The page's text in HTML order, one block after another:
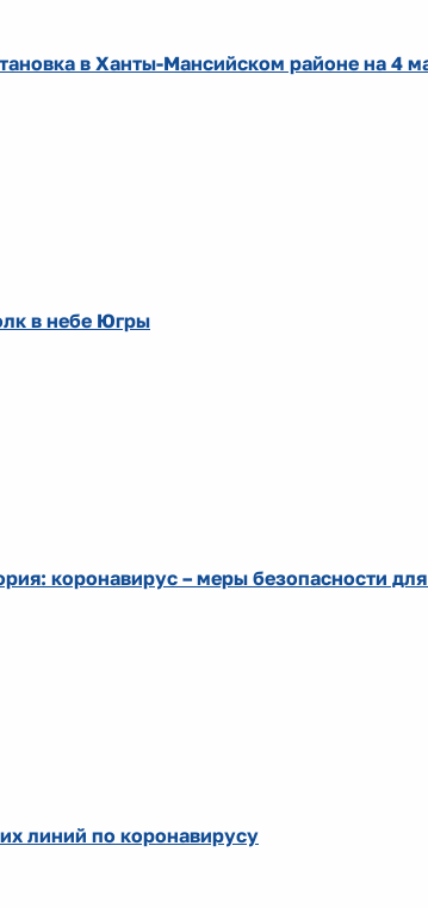
в Ханты-Мансийском районе на 4
в небе Югры
коронавирус – меры безопасности
линий по коронавирусу